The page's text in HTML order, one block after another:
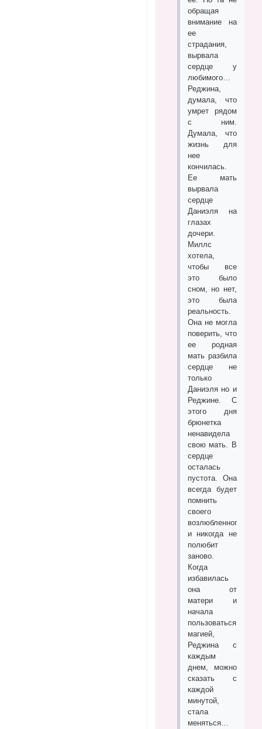
обращая
внимание на
ее
страдания,
вырвала
сердце у
любимого…
Реджина,
думала, что
умрет рядом
с ним.
Думала, что
жизнь для
нее
кончилась.
Ее мать
вырвала
сердце
Даниэля на
глазах
дочери.
Миллс
хотела,
чтобы все
это было
сном, но нет,
это была
реальность.
Она не могла
поверить, что
ее родная
мать разбила
сердце не
только
Даниэля но и
Реджине. С
этого дня
брюнетка
ненавидела
свою мать. В
сердце
осталась
пустота. Она
всегда будет
помнить
своего
возлюбленного,
и никогда не
полюбит
заново.
Когда
избавилась
она от
матери и
начала
пользоваться
магией,
Реджина с
каждым
днем, можно
сказать с
каждой
минутой,
стала
меняться…